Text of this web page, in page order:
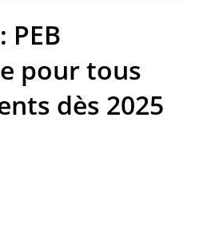
PEB
pour tous
dès 2025